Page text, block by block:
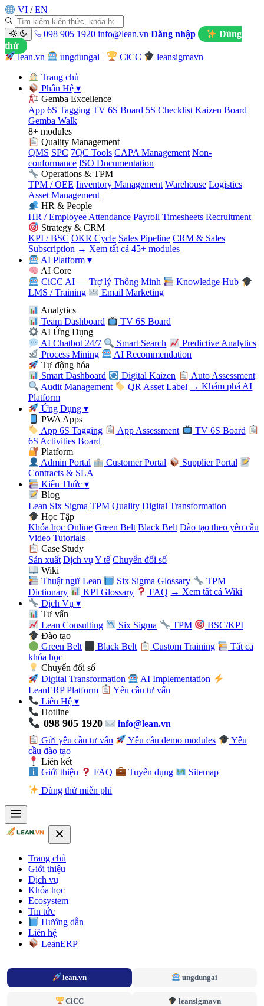
VI / EN
098 905 1920 info@lean.vn Đăng nhập
Dùng
thử
lean.vn
ungdungai CiCC leansigmavn
Trang chủ
Phân Hệ▾
Gemba Excellence
App 6S Tagging TV 6S Board 5S Checklist Kaizen Board
Gemba Walk
8+ modules
Quality Management
QMS SPC 7QC Tools CAPA Management Non-
conformance ISO Documentation
Operations & TPM
TPM / OEE Inventory Management Warehouse Logistics
Asset Management
HR & People
HR / Employee Attendance Payroll Timesheets Recruitment
Strategy & CRM
KPI / BSC OKR Cycle Sales Pipeline CRM & Sales
Subscription → Xem tất cả 45+ modules
AI Platform▾
AI Core
CiCC AI — Trợ lý Thông Minh
Knowledge Hub
LMS / Training
Email Marketing
Analytics
Team Dashboard
TV 6S Board
AI Ứng Dụng
AI Chatbot 24/7
Smart Search
Predictive Analytics
Process Mining
AI Recommendation
Tự động hóa
Smart Dashboard
Digital Kaizen
Auto Assessment
Audit Management
QR Asset Label → Khám phá AI
Platform
Ứng Dụng▾
PWA Apps
App 6S Tagging
App Assessment
TV 6S Board
6S Activities Board
Platform
Admin Portal
Customer Portal
Supplier Portal
Contracts & SLA
Kiến Thức▾
Blog
Lean Six Sigma TPM Quality Digital Transformation
Học Tập
Khóa học Online Green Belt Black Belt Đào tạo theo yêu cầu
Video Tutorials
Case Study
Sản xuất Dịch vụ Y tế Chuyển đổi số
Wiki
Thuật ngữ Lean
Six Sigma Glossary
TPM
Dictionary
KPI Glossary FAQ → Xem tất cả Wiki
Dịch Vụ▾
Tư vấn
Lean Consulting
Six Sigma TPM
BSC/KPI
Đào tạo
Green Belt
Black Belt Custom Training
Tất cả
khóa học
Chuyển đổi số
Digital Transformation
AI Implementation
LeanERP Platform
Yêu cầu tư vấn
Liên Hệ▾
Hotline
098 905 1920
info@lean.vn
Gửi yêu cầu tư vấn
Yêu cầu demo modules
Yêu
cầu đào tạo
Liên kết
Giới thiệu
FAQ Tuyển dụng
Sitemap
Dùng thử miễn phí
Trang chủ
Giới thiệu
Dịch vụ
Khóa học
Ecosystem
Tin tức
Hướng dẫn
Liên hệ
LeanERP
lean.vn ungdungai
CiCC leansigmavn